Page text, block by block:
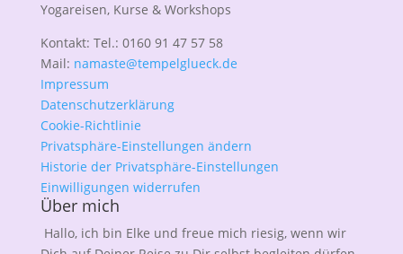
Yogareisen, Kurse & Workshops
Kontakt: Tel.: 0160 91 47 57 58
Mail: namaste@tempelglueck.de
Impressum
Datenschutzerklärung
Cookie-Richtlinie
Privatsphäre-Einstellungen ändern
Historie der Privatsphäre-Einstellungen
Einwilligungen widerrufen
Über mich
Hallo, ich bin Elke und freue mich riesig, wenn wir